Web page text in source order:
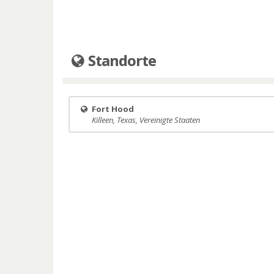
Standorte
Fort Hood
Killeen, Texas, Vereinigte Staaten